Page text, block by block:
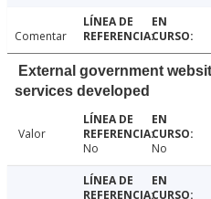
Comentar
External government
services developed
Valor
No
No